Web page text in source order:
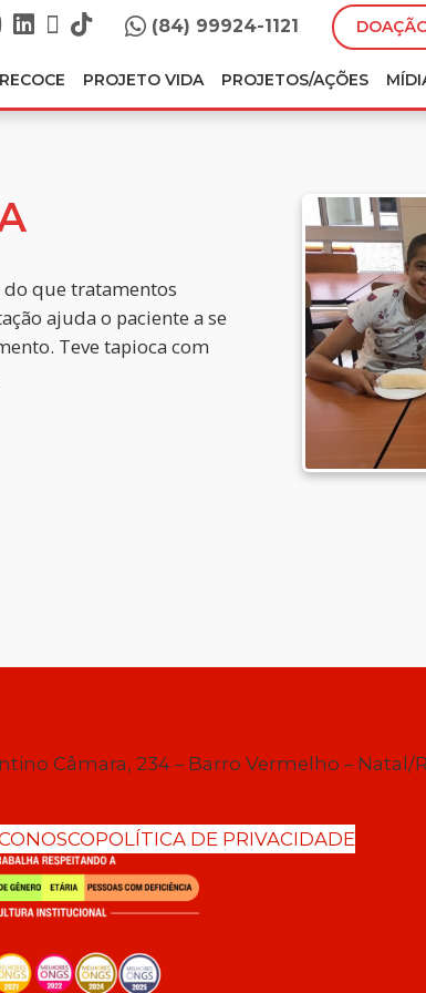
(84) 99924-1121
PROJETO VIDA PROJETOS/AÇÕES
que tratamentos
ajuda o paciente a se
Teve tapioca com
Câmara, 234 – Barro Vermelho – Natal/
POLÍTICA DE PRIVACIDADE